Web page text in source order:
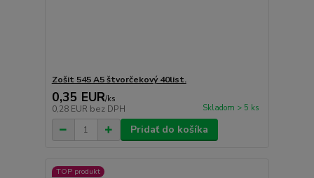
Zošit 545 A5 štvorčekový 40list.
0,35 EUR/ks
0,28 EUR bez DPH Skladom > 5 ks
Pridať do košíka
TOP produkt